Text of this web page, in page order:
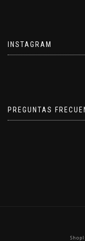
INSTAGRAM
PREGUNTAS